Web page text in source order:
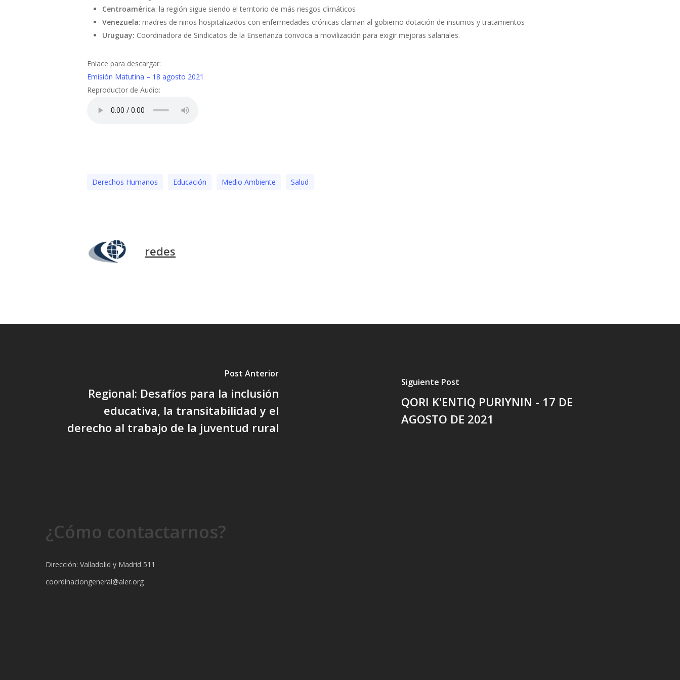
Centroamérica: la región sigue siendo el territorio de más riesgos climáticos
Venezuela: madres de niños hospitalizados con enfermedades crónicas claman al gobierno dotación de insumos y tratamientos
Uruguay: Coordinadora de Sindicatos de la Enseñanza convoca a movilización para exigir mejoras salariales.
Enlace para descargar:
Emisión Matutina – 18 agosto 2021
Reproductor de Audio:
Derechos Humanos Educación Medio Ambiente Salud
redes
Post Anterior
Regional: Desafíos para la inclusión
educativa, la transitabilidad y el
derecho al trabajo de la juventud rural
Siguiente Post
QORI K'ENTIQ PURIYNIN - 17 DE
AGOSTO DE 2021
¿Cómo contactarnos?
Dirección: Valladolid y Madrid 511
coordinaciongeneral@aler.org